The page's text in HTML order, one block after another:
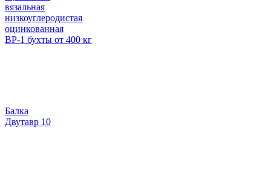
вязальная
низкоуглеродистая
оцинкованная
ВР-1 бухты от 400 кг
Балка
Двутавр 10